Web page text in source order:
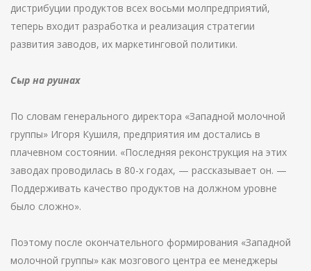
дистрибуции продуктов всех восьми молпредприятий,
теперь входит разработка и реализация стратегии
развития заводов, их маркетинговой политики.
Сыр на руинах
По словам генерального директора «Западной молочной
группы» Игоря Кушиля, предприятия им достались в
плачевном состоянии. «Последняя реконструкция на этих
заводах проводилась в 80-х годах, — рассказывает он. —
Поддерживать качество продуктов на должном уровне
было сложно».
Поэтому после окончательного формирования «Западной
молочной группы» как мозгового центра ее менеджеры